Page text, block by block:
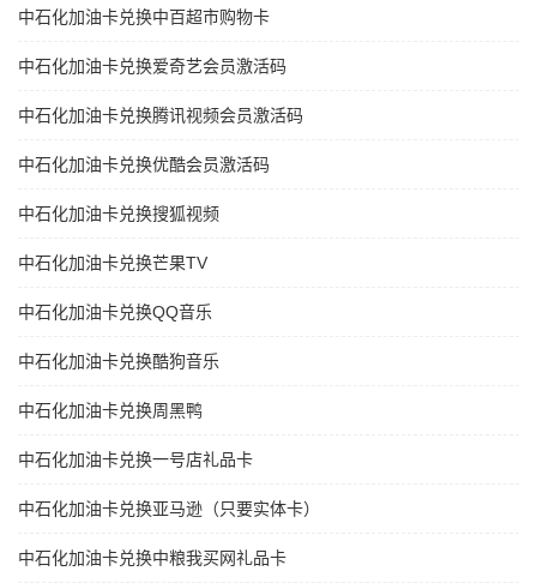
中石化加油卡兑换中百超市购物卡
中石化加油卡兑换爱奇艺会员激活码
中石化加油卡兑换腾讯视频会员激活码
中石化加油卡兑换优酷会员激活码
中石化加油卡兑换搜狐视频
中石化加油卡兑换芒果TV
中石化加油卡兑换QQ音乐
中石化加油卡兑换酷狗音乐
中石化加油卡兑换周黑鸭
中石化加油卡兑换一号店礼品卡
中石化加油卡兑换亚马逊（只要实体卡）
中石化加油卡兑换中粮我买网礼品卡